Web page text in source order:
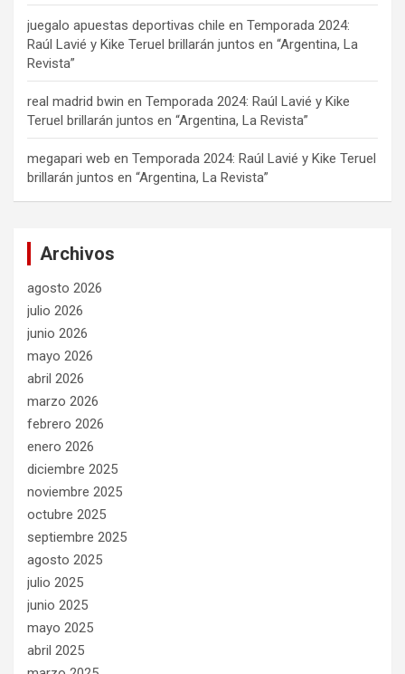
juegalo apuestas deportivas chile en Temporada 2024:
Raúl Lavié y Kike Teruel brillarán juntos en “Argentina, La
Revista”
real madrid bwin en Temporada 2024: Raúl Lavié y Kike
Teruel brillarán juntos en “Argentina, La Revista”
megapari web en Temporada 2024: Raúl Lavié y Kike Teruel
brillarán juntos en “Argentina, La Revista”
Archivos
agosto 2026
julio 2026
junio 2026
mayo 2026
abril 2026
marzo 2026
febrero 2026
enero 2026
diciembre 2025
noviembre 2025
octubre 2025
septiembre 2025
agosto 2025
julio 2025
junio 2025
mayo 2025
abril 2025